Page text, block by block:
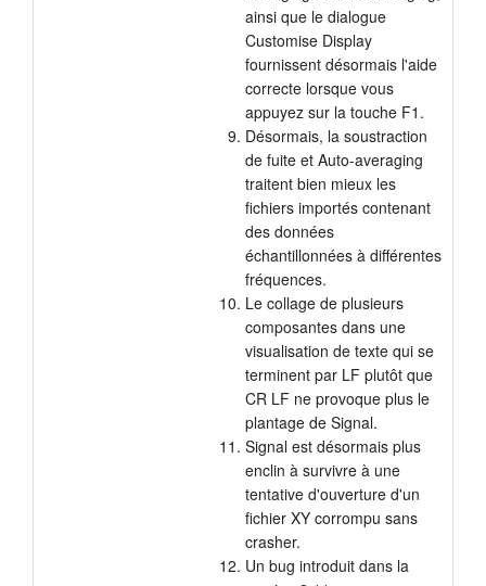
ainsi que le dialogue
Customise Display
fournissent désormais l'aide
correcte lorsque vous
appuyez sur la touche F1.
Désormais, la soustraction
de fuite et Auto-averaging
traitent bien mieux les
fichiers importés contenant
des données
échantillonnées à différentes
fréquences.
Le collage de plusieurs
composantes dans une
visualisation de texte qui se
terminent par LF plutôt que
CR LF ne provoque plus le
plantage de Signal.
Signal est désormais plus
enclin à survivre à une
tentative d'ouverture d'un
fichier XY corrompu sans
crasher.
Un bug introduit dans la